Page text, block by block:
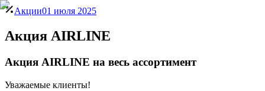
Акции01 июля 2025
Акция AIRLINE
Акция AIRLINE на весь ассортимент
Уважаемые клиенты!